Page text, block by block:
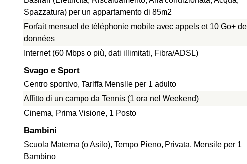
Spazzatura) per un appartamento di 85m2
Forfait mensuel de téléphonie mobile avec appels et 10 Go+ de
données
Internet (60 Mbps o più, dati illimitati, Fibra/ADSL)
Svago e Sport
Centro sportivo, Tariffa Mensile per 1 adulto
Affitto di un campo da Tennis (1 ora nel Weekend)
Cinema, Prima Visione, 1 Posto
Bambini
Scuola Materna (o Asilo), Tempo Pieno, Privata, Mensile per 1
Bambino